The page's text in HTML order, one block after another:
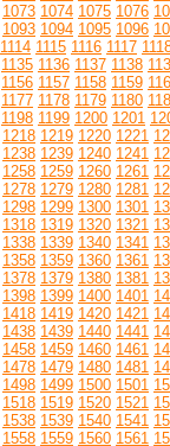
1073 1074 1075 1076
1093 1094 1095 1096
1114 1115 1116 1117
1135 1136 1137 1138
1156 1157 1158 1159
1177 1178 1179 1180
1198 1199 1200 1201
1218 1219 1220 1221
1238 1239 1240 1241
1258 1259 1260 1261
1278 1279 1280 1281
1298 1299 1300 1301
1318 1319 1320 1321
1338 1339 1340 1341
1358 1359 1360 1361
1378 1379 1380 1381
1398 1399 1400 1401
1418 1419 1420 1421
1438 1439 1440 1441
1458 1459 1460 1461
1478 1479 1480 1481
1498 1499 1500 1501
1518 1519 1520 1521
1538 1539 1540 1541
1558 1559 1560 1561